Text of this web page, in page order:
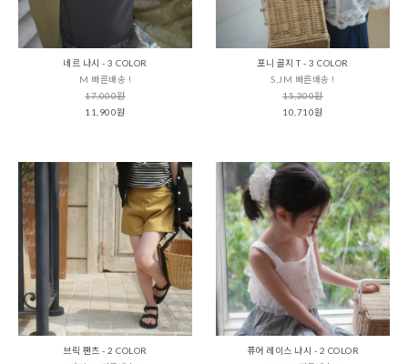
네르 나시 - 3 COLOR
M 빠른배송 !
17,000원
11,900원
포니 골지 T - 3 COLOR
S,JM 빠른배송 !
15,300원
10,710원
브릭 팬츠 - 2 COLOR
퓨어 레이스 나시 - 2 COLOR